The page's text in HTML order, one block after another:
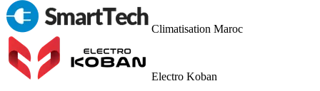
Climatisation Maroc
Electro Koban